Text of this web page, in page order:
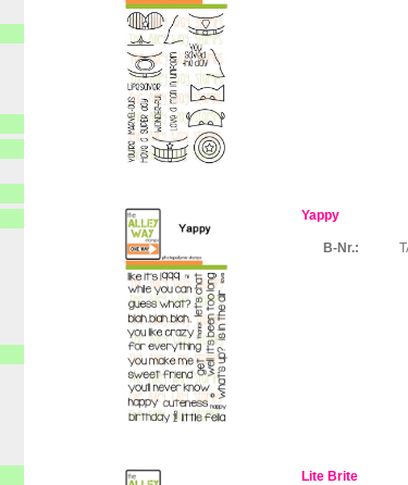
Yappy
B-Nr.:
Lite Brite